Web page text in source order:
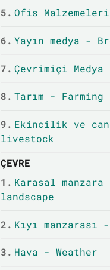
5. Ofis
6. Yayın medya -
7. Çevrimiçi
8. Tarım - Farming
9. Ekincilik ve
livestock
ÇEVRE
1. Karasal
landscape
2. Kıyı manzarası
3. Hava - Weather